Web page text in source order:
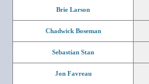
Brie Larson
Chadwick Boseman
Sebastian Stan
Jon Favreau